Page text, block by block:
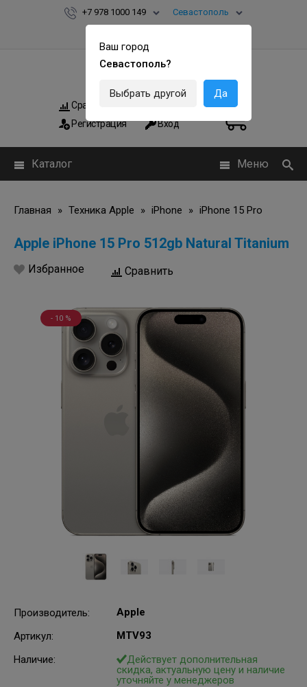
Ваш город
Севастополь?
Выбрать другой Да
+7 978 1000 149 Севастополь
Сравнить
Регистрация
Мои заказы
Вход
0
Каталог Меню
Главная » Техника Apple » iPhone » iPhone 15 Pro
Apple iPhone 15 Pro 512gb Natural Titanium
Избранное Сравнить
- 10 %
Производитель:
Apple
Артикул:
MTV93
Наличие:
Действует дополнительная
скидка, актуальную цену и наличие
уточняйте у менеджеров